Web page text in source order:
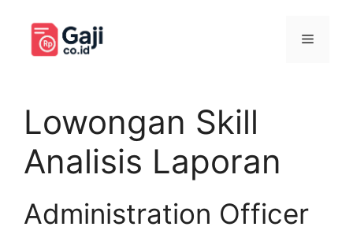
Menu
Lowongan Skill
Analisis Laporan
Administration Officer